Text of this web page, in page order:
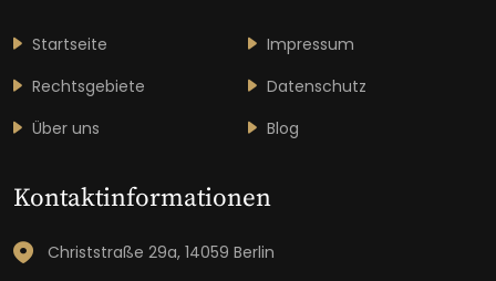
Startseite
Impressum
Rechtsgebiete
Datenschutz
Über uns
Blog
Kontaktinformationen
Christstraße 29a, 14059 Berlin